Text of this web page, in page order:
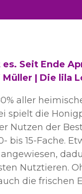
Seit Ende
| Die lila
aller
spielt die
Nutzen der
bis 15-Fache.
Nutztieren.
die frischen